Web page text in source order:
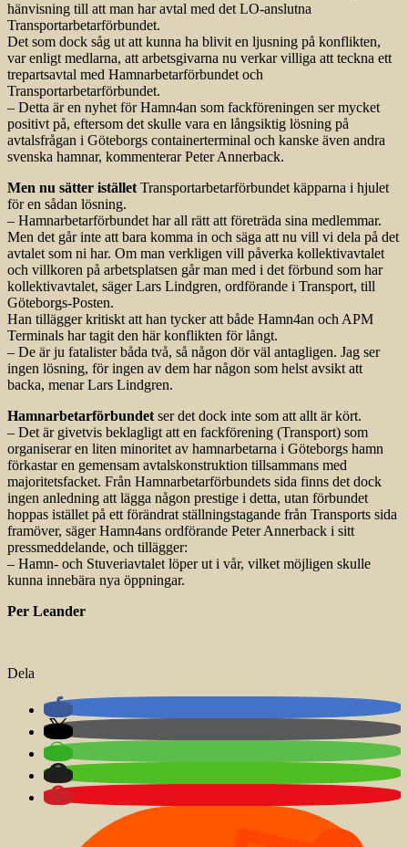
förhandla för dem. Arbetsgivaren har hela tiden avvisat detta, med
hänvisning till att man har avtal med det LO-anslutna
Transportarbetarförbundet.
Det som dock såg ut att kunna ha blivit en ljusning på konflikten,
var enligt medlarna, att arbetsgivarna nu verkar villiga att teckna ett
trepartsavtal med Hamnarbetarförbundet och
Transportarbetarförbundet.
– Detta är en nyhet för Hamn4an som fackföreningen ser mycket
positivt på, eftersom det skulle vara en långsiktig lösning på
avtalsfrågan i Göteborgs containerterminal och kanske även andra
Men nu sätter istället
för en sådan lösning.
– Hamnarbetarförbundet har all rätt att företräda sina medlemmar.
Men det går inte att bara komma in och säga att nu vill vi dela på det
avtalet som ni har. Om man verkligen vill påverka kollektivavtalet
och villkoren på arbetsplatsen går man med i det förbund som har
kollektivavtalet, säger Lars Lindgren, ordförande i Transport, till
Göteborgs-Posten.
Han tillägger kritiskt att han tycker att både Hamn4an och APM
Terminals har tagit den här konflikten för långt.
– De är ju fatalister båda två, så någon dör väl antagligen. Jag ser
ingen lösning, för ingen av dem har någon som helst avsikt att
Hamnarbetarförbundetser det dock inte som att allt är kört.
– Det är givetvis beklagligt att en fackförening (Transport) som
organiserar en liten minoritet av hamnarbetarna i Göteborgs hamn
förkastar en gemensam avtalskonstruktion tillsammans med
majoritetsfacket. Från Hamnarbetarförbundets sida finns det dock
ingen anledning att lägga någon prestige i detta, utan förbundet
hoppas istället på ett förändrat ställningstagande från Transports sida
framöver, säger Hamn4ans ordförande Peter Annerback i sitt
pressmeddelande, och tillägger:
– Hamn- och Stuveriavtalet löper ut i vår, vilket möjligen skulle